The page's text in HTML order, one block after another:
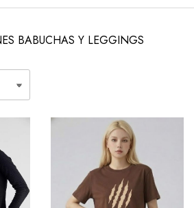
BABUCHAS Y LEGGINGS